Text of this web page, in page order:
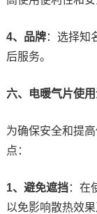
4、品牌：选择知
后服务。
六、电暖气片使
为确保安全和提
点：
1、避免遮挡：在
以免影响散热效果